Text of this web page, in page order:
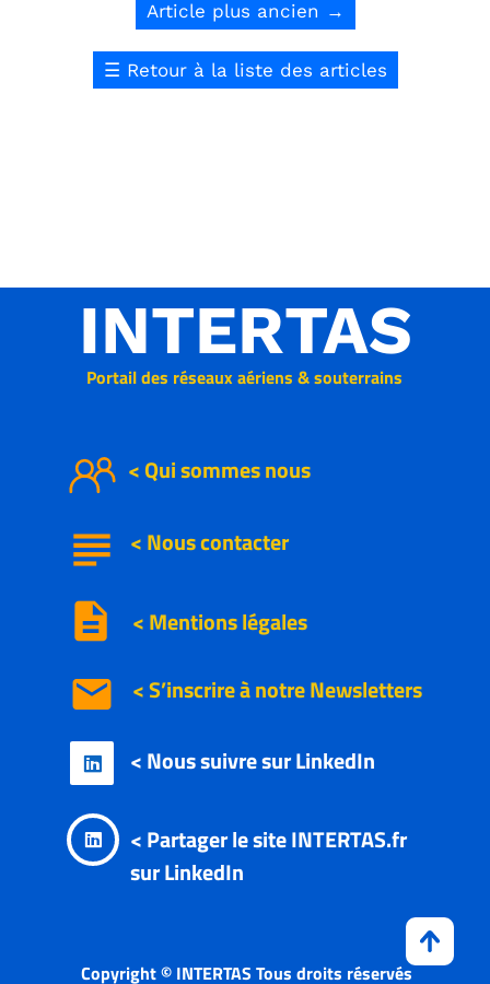
description
subject
email
INTERTAS
<Nouscontacter
< Nous suivre sur LinkedIn
Copyright © INTERTAS Tous droits réservés
< Qui sommes nous
< S’inscrire à notreNewsletters
< Mentions légales
Portail des réseaux aériens & souterrains
< Partager le site INTERTAS.fr
sur LinkedIn


Article plus ancien →
☰ Retour à la liste des articles